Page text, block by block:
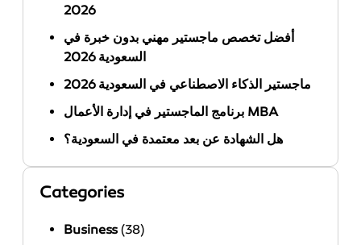
2026
أفضل تخصص ماجستير مهني بدون خبرة في
السعودية 2026
ماجستير الذكاء الاصطناعي في السعودية 2026
برنامج الماجستير في إدارة الأعمال MBA
هل الشهادة عن بعد معتمدة في السعودية؟
Categories
Business (38)